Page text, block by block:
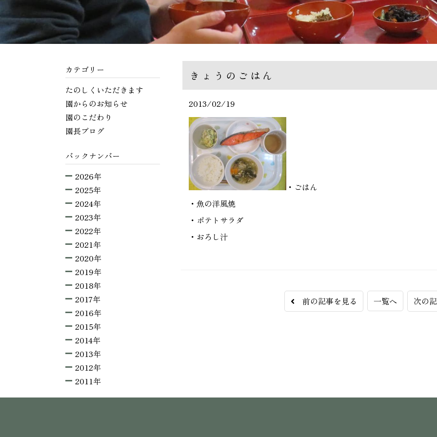
きょうのごはん
2013/02/19
・ごはん
・魚の洋風焼
・ポテトサラダ
・おろし汁
前の記事を見る 一覧へ 次の
カテゴリー
たのしくいただきます
園からのお知らせ
園のこだわり
園長ブログ
バックナンバー
2026年
2025年
2024年
2023年
2022年
2021年
2020年
2019年
2018年
2017年
2016年
2015年
2014年
2013年
2012年
2011年